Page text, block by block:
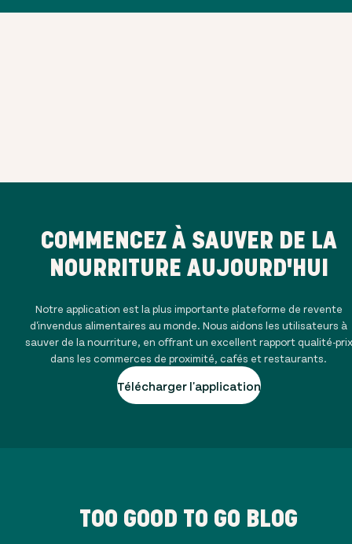
COMMENCEZ À SAUVER DE LA
NOURRITURE AUJOURD'HUI
Notre application est la plus importante plateforme de revente
d'invendus alimentaires au monde. Nous aidons les utilisateurs à
sauver de la nourriture, en offrant un excellent rapport qualité-prix
dans les commerces de proximité, cafés et restaurants.
Télécharger l'application
TOO GOOD TO GO BLOG